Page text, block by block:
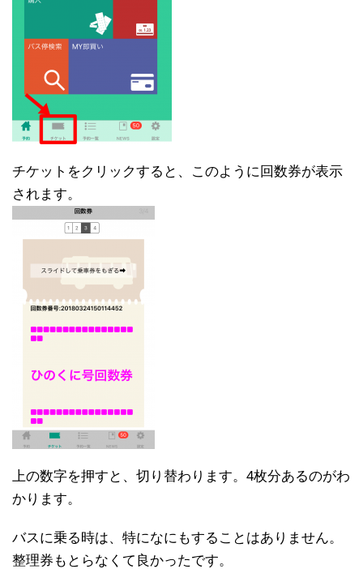
チケットをクリックすると、このように回数券が表示
されます。
上の数字を押すと、切り替わります。4枚分あるのがわ
かります。
バスに乗る時は、特になにもすることはありません。
整理券もとらなくて良かったです。